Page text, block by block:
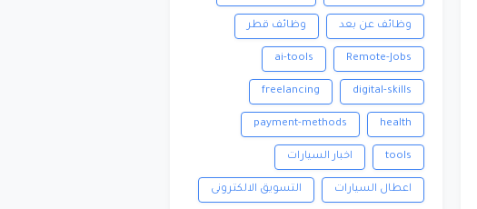
وظائف عن بعد وظائف قطر
Remote-Jobs
ai-tools
digital-skills
freelancing
health
payment-methods
tools اخبار السيارات
اعطال السيارات التسويق الالكترونى